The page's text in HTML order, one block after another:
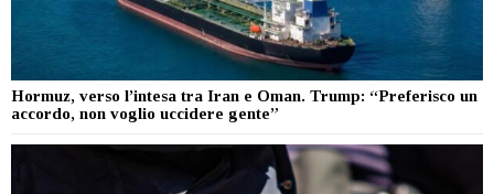
Hormuz, verso l’intesa tra Iran e Oman. Trump: “Preferisco un
accordo, non voglio uccidere gente”